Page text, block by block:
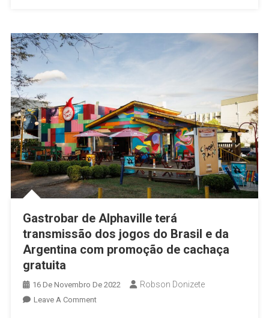
Gastrobar de Alphaville terá
transmissão dos jogos do Brasil e da
Argentina com promoção de cachaça
gratuita
16 De Novembro De 2022 Robson Donizete
Leave A CommentOn